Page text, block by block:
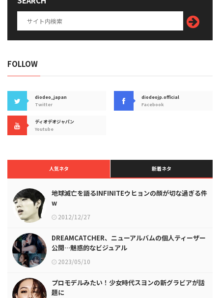
FOLLOW
diodeo_japan
Twitter
diodeojp.official
Facebook
ディオデオジャパン
Youtube
人気ネタ 新着ネタ
地球滅亡を語るINFINITEウヒョンの顔が切な過ぎる件
w
2012/12/27
DREAMCATCHER、ニューアルバムの個人ティーザー
公開…魅惑的なビジュアル
2023/05/10
プロモデルみたい！少女時代スヨンの新グラビアが話
題に